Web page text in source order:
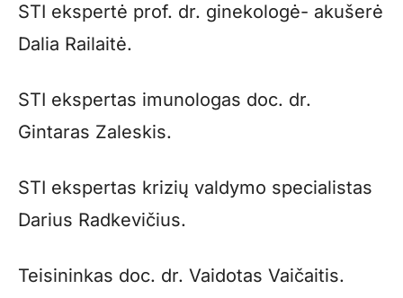
STI ekspertė prof. dr. ginekologė- akušerė
Dalia Railaitė.
STI ekspertas imunologas doc. dr.
Gintaras Zaleskis.
STI ekspertas krizių valdymo specialistas
Darius Radkevičius.
Teisininkas doc. dr. Vaidotas Vaičaitis.